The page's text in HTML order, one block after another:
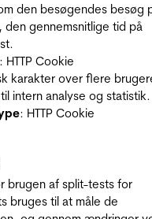
den besøgendes besøg
den gennemsnitlige tid på
: HTTP Cookie
karakter over flere
intern analyse og statistik.
: HTTP Cookie
brugen af split-tests for
bruges til at måle de